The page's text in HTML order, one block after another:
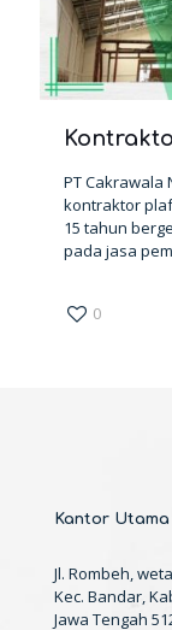
PT
kontraktor
15 tahun
pada jasa
0
Kantor Utama
Jl. Rombeh,
Kec. Bandar,
Jawa Tengah